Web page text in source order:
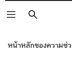
หน้าหลักของความช่